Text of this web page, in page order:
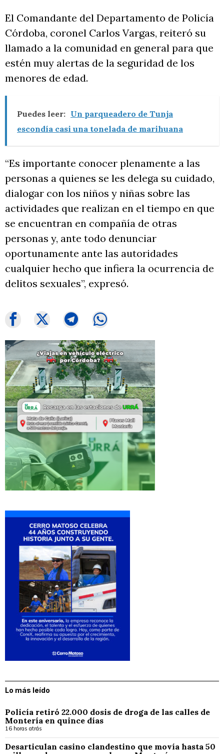
El Comandante del Departamento de Policía
Córdoba, coronel Carlos Vargas, reiteró su
llamado a la comunidad en general para que
estén muy alertas de la seguridad de los
menores de edad.
Puedes leer: Un parqueadero de Tunja
escondía casi una tonelada de marihuana
“Es importante conocer plenamente a las
personas a quienes se les delega su cuidado,
dialogar con los niños y niñas sobre las
actividades que realizan en el tiempo en que
se encuentran en compañía de otras
personas y, ante todo denunciar
oportunamente ante las autoridades
cualquier hecho que infiera la ocurrencia de
delitos sexuales”, expresó.
Lo más leído
Policía retiró 22.000 dosis de droga de las calles de
Montería en quince días
16 horas atrás
Desarticulan casino clandestino que movía hasta 50